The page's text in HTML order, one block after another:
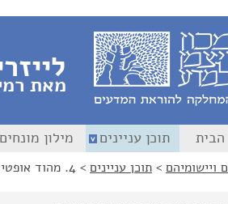
מאת
תוכן עניינים מילון מונחים
ויישומיהם > תוכן עניינים > 4. מהוד אופטי ואופני תנודה